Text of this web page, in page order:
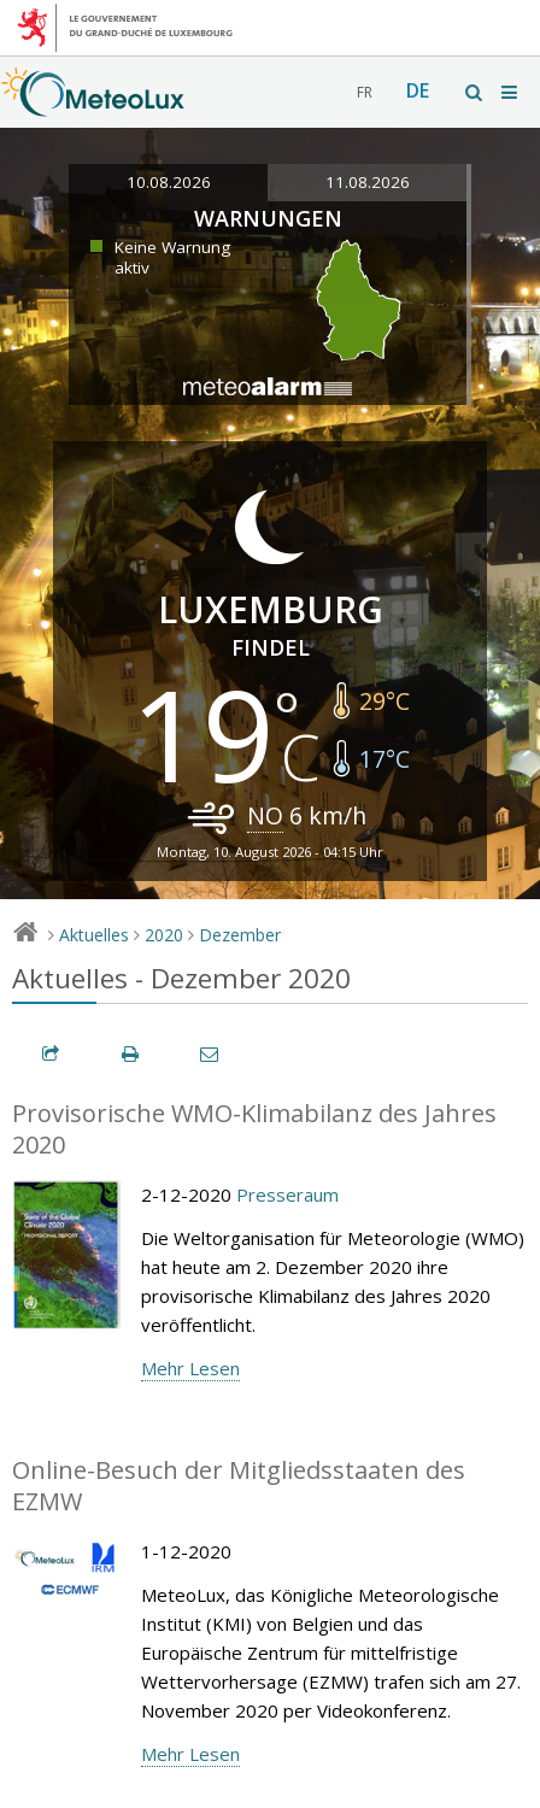
FR DE
10.08.2026 11.08.2026
WARNUNGEN
Keine Warnung
aktiv
LUXEMBURG
FINDEL
19 29°C
17°C
NO6 km/h
Montag, 10. August 2026 - 04:15 Uhr
> Aktuelles > 2020 > Dezember
Aktuelles - Dezember 2020
Provisorische WMO-Klimabilanz des Jahres
2020
2-12-2020 Presseraum
Die Weltorganisation für Meteorologie (WMO)
hat heute am 2. Dezember 2020 ihre
provisorische Klimabilanz des Jahres 2020
veröffentlicht.
Mehr Lesen
Online-Besuch der Mitgliedsstaaten des
EZMW
1-12-2020
MeteoLux, das Königliche Meteorologische
Institut (KMI) von Belgien und das
Europäische Zentrum für mittelfristige
Wettervorhersage (EZMW) trafen sich am 27.
November 2020 per Videokonferenz.
Mehr Lesen